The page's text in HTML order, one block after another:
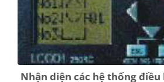
Nhận diện các hệ thống